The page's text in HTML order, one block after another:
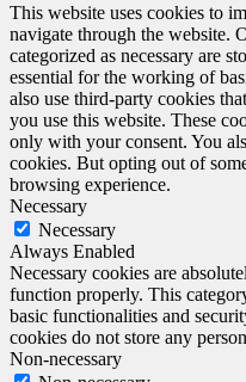
This website uses cookies to
navigate through the website.
categorized as necessary are
essential for the working of
also use third-party cookies
you use this website. These
only with your consent. You
cookies. But opting out of
browsing experience.
Necessary
Necessary
Always Enabled
Necessary cookies are
function properly. This
basic functionalities and
cookies do not store any
Non-necessary